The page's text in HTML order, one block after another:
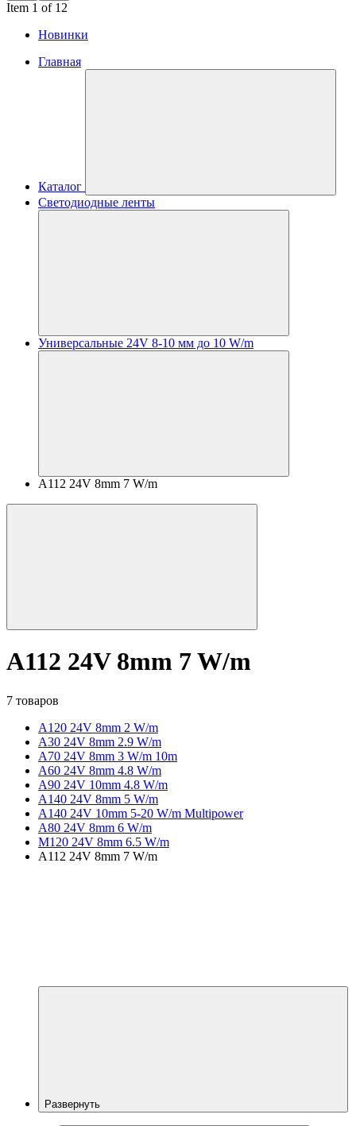
Item 1 of 12
Новинки
Главная
Каталог
Светодиодные ленты
Универсальные 24V 8-10 мм до 10 W/m
A112 24V 8mm 7 W/m
A112 24V 8mm 7 W/m
7 товаров
A120 24V 8mm 2 W/m
A30 24V 8mm 2.9 W/m
A70 24V 8mm 3 W/m 10m
A60 24V 8mm 4.8 W/m
A90 24V 10mm 4.8 W/m
A140 24V 8mm 5 W/m
A140 24V 10mm 5-20 W/m Multipower
A80 24V 8mm 6 W/m
M120 24V 8mm 6.5 W/m
A112 24V 8mm 7 W/m
Развернуть